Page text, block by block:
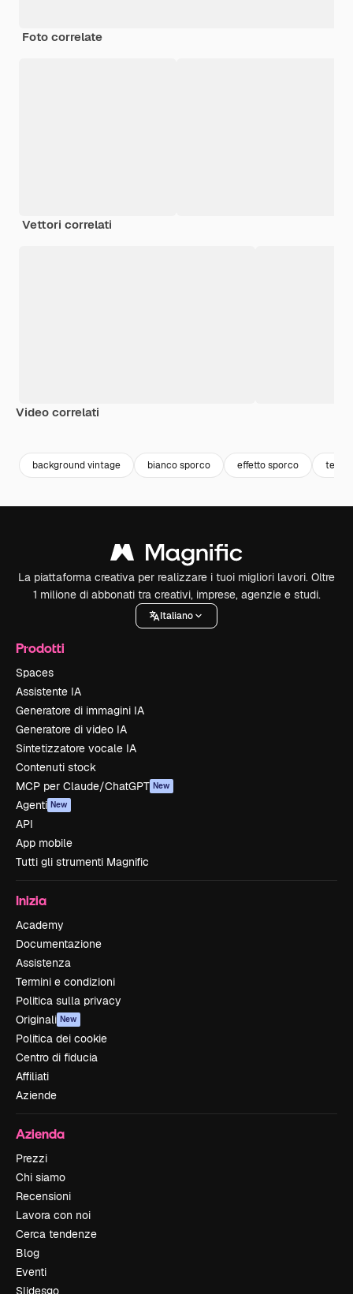
Foto correlate
Vettori correlati
Video correlati
background vintage bianco sporco effetto sporco
La piattaforma creativa per realizzare i tuoi migliori lavori. Oltre
1 milione di abbonati tra creativi, imprese, agenzie e studi.
Italiano
Prodotti
Spaces
Assistente IA
Generatore di immagini IA
Generatore di video IA
Sintetizzatore vocale IA
Contenuti stock
MCP per Claude/ChatGPT New
Agenti New
API
App mobile
Tutti gli strumenti Magnific
Inizia
Academy
Documentazione
Assistenza
Termini e condizioni
Politica sulla privacy
Originali New
Politica dei cookie
Centro di fiducia
Affiliati
Aziende
Azienda
Prezzi
Chi siamo
Recensioni
Lavora con noi
Cerca tendenze
Blog
Eventi
Slidesgo